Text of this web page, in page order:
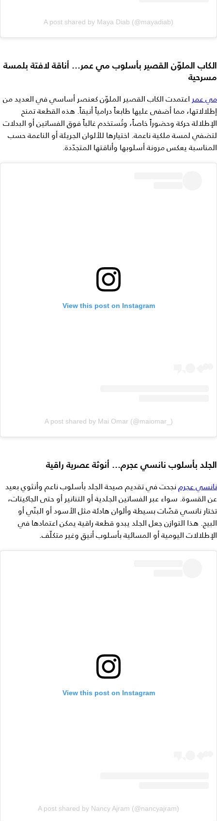
A post shared by Maya Diab (@mayadiab)
الكاب الملوّن القصير بأسلوب مي عمر… أناقة لافتة بلمسة
مسرحية
مي عمر اعتمدت الكاب القصير الملوّن كعنصر أساسي في العديد من
إطلالاتها، مما أضفى عليها طابعاً درامياً أنيقاً. هذه القطعة تمنح
الإطلالة حركة وحضوراً خاصاً، وتُستخدم غالباً فوق الفساتين أو البدلات
لتضفي لمسة ملكية ناعمة. اختيارها للألوان الجريئة أو الناعمة حسب
المناسبة يعكس مرونة أسلوبها وأناقتها المتجدّدة.
View this post on Instagram
A post shared by Mai Omar (@maiomar_)
الجلد بأسلوب نانسي عجرم… أنوثة عصرية راقية
نانسي عجرم نجحت في تقديم صيحة الجلد بأسلوب ناعم وأنثوي بعيد
عن القسوة. سواء عبر الفساتين الجلدية أو التنانير أو حتى الجاكيتات،
تختار نانسي قصّات بسيطة وألوان هادئة مثل الأسود أو البنّي أو
البيج. هذا التوازن جعل الجلد يبدو قطعة راقية يمكن اعتمادها في
الإطلالات اليومية أو المسائية بأسلوب أنيق وغير متكلّف.
View this post on Instagram
A post shared by Nancy Ajram (@nancyajram)